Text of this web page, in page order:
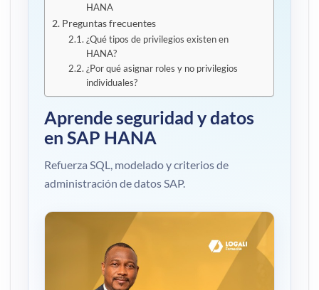
HANA
Preguntas frecuentes
¿Qué tipos de privilegios existen en
HANA?
¿Por qué asignar roles y no privilegios
individuales?
Aprende seguridad y datos
en SAP HANA
Refuerza SQL, modelado y criterios de
administración de datos SAP.